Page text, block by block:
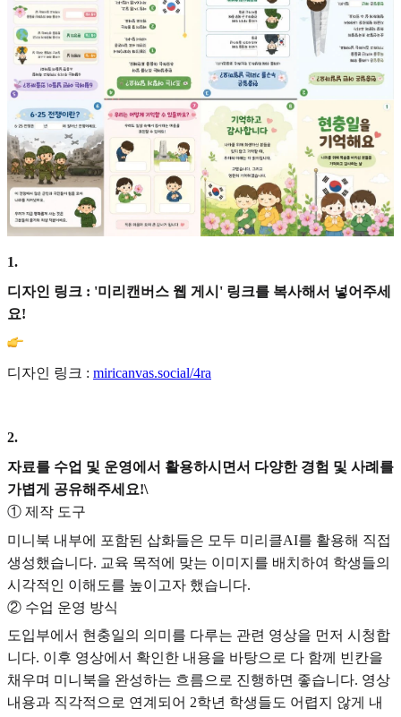
1.
디자인 링크 : '미리캔버스 웹 게시' 링크를 복사해서 넣어주세
요!
디자인 링크 : miricanvas.social/4ra
2.
자료를 수업 및 운영에서 활용하시면서 다양한 경험 및 사례를
가볍게 공유해주세요!\
① 제작 도구
미니북 내부에 포함된 삽화들은 모두 미리클AI를 활용해 직접
생성했습니다. 교육 목적에 맞는 이미지를 배치하여 학생들의
시각적인 이해도를 높이고자 했습니다.
② 수업 운영 방식
도입부에서 현충일의 의미를 다루는 관련 영상을 먼저 시청합
니다. 이후 영상에서 확인한 내용을 바탕으로 다 함께 빈칸을
채우며 미니북을 완성하는 흐름으로 진행하면 좋습니다. 영상
내용과 직각적으로 연계되어 2학년 학생들도 어렵지 않게 내